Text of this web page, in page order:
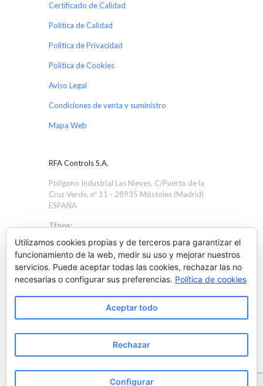
Certificado de Calidad
Política de Calidad
Política de Privacidad
Política de Cookies
Aviso Legal
Condiciones de venta y suministro
Mapa Web
RFA Controls S.A.
Polígono Industrial Las Nieves, C/Puerto de la
Cruz Verde, nº 11 - 28935 Móstoles (Madrid)
ESPAÑA
Tfnos:
+34 91 616 1705
+34 91 616 4586
Email:
rfa@rfacontrols.com
Utilizamos cookies propias y de terceros para garantizar el
funcionamiento de la web, medir su uso y mejorar nuestros
servicios. Puede aceptar todas las cookies, rechazar las no
necesarias o configurar sus preferencias. Política de cookies
Aceptar todo
Rechazar
Configurar